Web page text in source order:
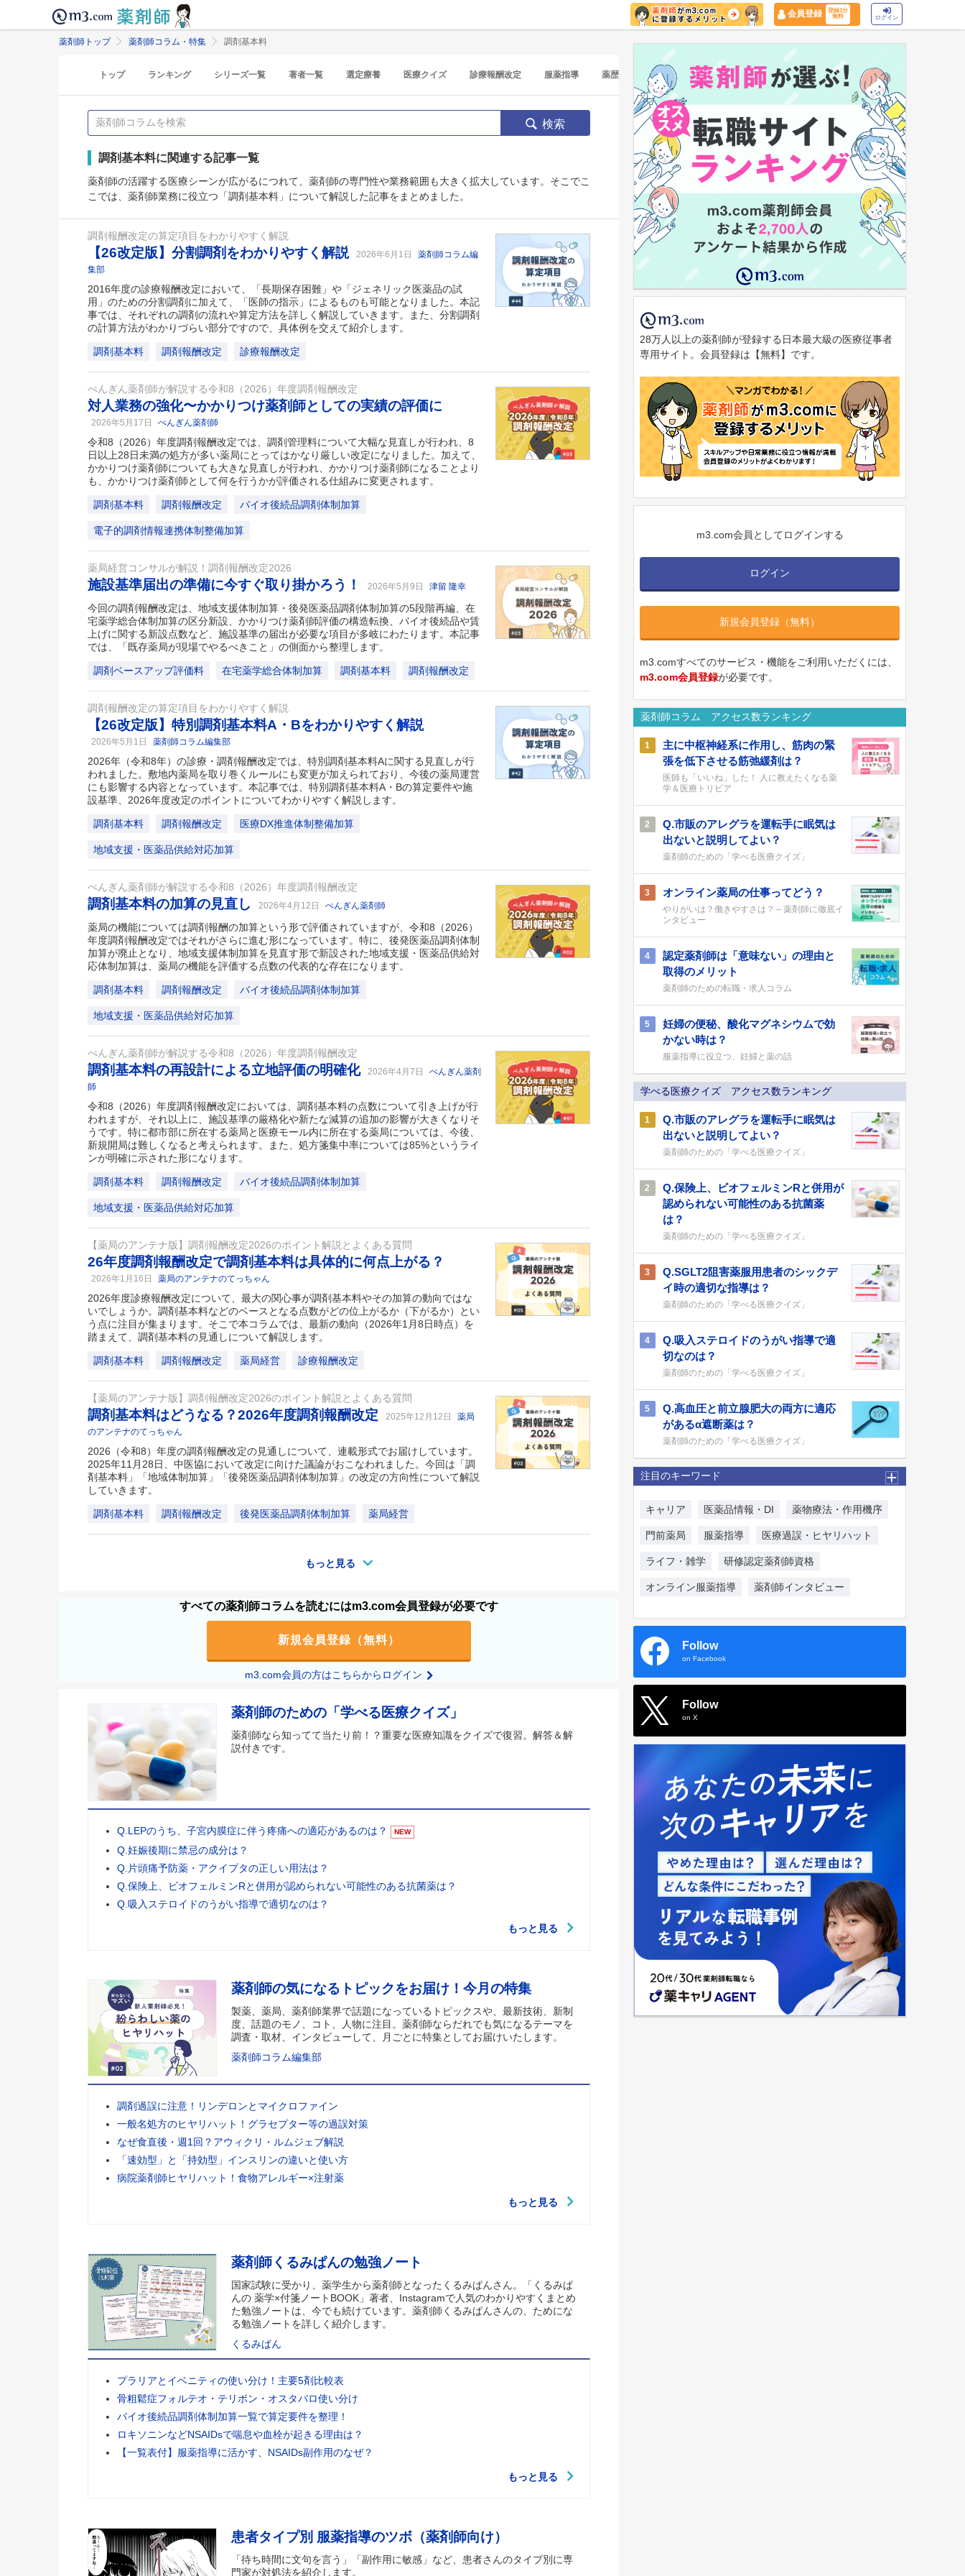
会員登録
登録1分
無料
ログイン
薬剤師トップ 薬剤師コラム・特集 調剤基本料
トップ ランキング シリーズ一覧 著者一覧 選定療養 医療クイズ 診療報酬改定 服薬指導 薬歴 マイナ保険証
検索
調剤基本料に関連する記事一覧
薬剤師の活躍する医療シーンが広がるにつれて、薬剤師の専門性や業務範囲も大きく拡大しています。そこでこ
こでは、薬剤師業務に役立つ「調剤基本料」について解説した記事をまとめました。
調剤報酬改定の算定項目をわかりやすく解説
【26改定版】分割調剤をわかりやすく解説 2026年6月1日
薬剤師コラム編
集部
2016年度の診療報酬改定において、「長期保存困難」や「ジェネリック医薬品の試
用」のための分割調剤に加えて、「医師の指示」によるものも可能となりました。本記
事では、それぞれの調剤の流れや算定方法を詳しく解説していきます。また、分割調剤
の計算方法がわかりづらい部分ですので、具体例を交えて紹介します。
調剤基本料 調剤報酬改定 診療報酬改定
ぺんぎん薬剤師が解説する令和8（2026）年度調剤報酬改定
対人業務の強化〜かかりつけ薬剤師としての実績の評価に
2026年5月17日 ぺんぎん薬剤師
令和8（2026）年度調剤報酬改定では、調剤管理料について大幅な見直しが行われ、8
日以上28日未満の処方が多い薬局にとってはかなり厳しい改定になりました。加えて、
かかりつけ薬剤師についても大きな見直しが行われ、かかりつけ薬剤師になることより
も、かかりつけ薬剤師として何を行うかが評価される仕組みに変更されます。
調剤基本料 調剤報酬改定 バイオ後続品調剤体制加算
電子的調剤情報連携体制整備加算
薬局経営コンサルが解説！調剤報酬改定2026
施設基準届出の準備に今すぐ取り掛かろう！ 2026年5月9日 津留 隆幸
今回の調剤報酬改定は、地域支援体制加算・後発医薬品調剤体制加算の5段階再編、在
宅薬学総合体制加算の区分新設、かかりつけ薬剤師評価の構造転換、バイオ後続品や賃
上げに関する新設点数など、施設基準の届出が必要な項目が多岐にわたります。本記事
では、「既存薬局が現場でやるべきこと」の側面から整理します。
調剤ベースアップ評価料 在宅薬学総合体制加算 調剤基本料 調剤報酬改定
調剤報酬改定の算定項目をわかりやすく解説
【26改定版】特別調剤基本料A・Bをわかりやすく解説
2026年5月1日 薬剤師コラム編集部
2026年（令和8年）の診療・調剤報酬改定では、特別調剤基本料Aに関する見直しが行
われました。敷地内薬局を取り巻くルールにも変更が加えられており、今後の薬局運営
にも影響する内容となっています。本記事では、特別調剤基本料A・Bの算定要件や施
設基準、2026年度改定のポイントについてわかりやすく解説します。
調剤基本料 調剤報酬改定 医療DX推進体制整備加算
地域支援・医薬品供給対応加算
ぺんぎん薬剤師が解説する令和8（2026）年度調剤報酬改定
調剤基本料の加算の見直し 2026年4月12日 ぺんぎん薬剤師
薬局の機能については調剤報酬の加算という形で評価されていますが、令和8（2026）
年度調剤報酬改定ではそれがさらに進む形になっています。特に、後発医薬品調剤体制
加算が廃止となり、地域支援体制加算を見直す形で新設された地域支援・医薬品供給対
応体制加算は、薬局の機能を評価する点数の代表的な存在になります。
調剤基本料 調剤報酬改定 バイオ後続品調剤体制加算
地域支援・医薬品供給対応加算
ぺんぎん薬剤師が解説する令和8（2026）年度調剤報酬改定
調剤基本料の再設計による立地評価の明確化 2026年4月7日
ぺんぎん薬剤
師
令和8（2026）年度調剤報酬改定においては、調剤基本料の点数について引き上げが行
われますが、それ以上に、施設基準の厳格化や新たな減算の追加の影響が大きくなりそ
うです。特に都市部に所在する薬局と医療モール内に所在する薬局については、今後、
新規開局は難しくなると考えられます。また、処方箋集中率については85%というライ
ンが明確に示された形になります。
調剤基本料 調剤報酬改定 バイオ後続品調剤体制加算
地域支援・医薬品供給対応加算
【薬局のアンテナ版】調剤報酬改定2026のポイント解説とよくある質問
26年度調剤報酬改定で調剤基本料は具体的に何点上がる？
2026年1月16日 薬局のアンテナのてっちゃん
2026年度診療報酬改定について、最大の関心事が調剤基本料やその加算の動向ではな
いでしょうか。調剤基本料などのベースとなる点数がどの位上がるか（下がるか）とい
う点に注目が集まります。そこで本コラムでは、最新の動向（2026年1月8日時点）を
踏まえて、調剤基本料の見通しについて解説します。
調剤基本料 調剤報酬改定 薬局経営 診療報酬改定
【薬局のアンテナ版】調剤報酬改定2026のポイント解説とよくある質問
調剤基本料はどうなる？2026年度調剤報酬改定 2025年12月12日
薬局
のアンテナのてっちゃん
2026（令和8）年度の調剤報酬改定の見通しについて、連載形式でお届けしています。
2025年11月28日、中医協において改定に向けた議論がおこなわれました。今回は「調
剤基本料」「地域体制加算」「後発医薬品調剤体制加算」の改定の方向性について解説
していきます。
調剤基本料 調剤報酬改定 後発医薬品調剤体制加算 薬局経営
もっと見る
すべての薬剤師コラムを読むにはm3.com会員登録が必要です
新規会員登録（無料）
m3.com会員の方はこちらからログイン
薬剤師のための「学べる医療クイズ」
薬剤師なら知ってて当たり前！？重要な医療知識をクイズで復習。解答＆解
説付きです。
Q.LEPのうち、子宮内膜症に伴う疼痛への適応があるのは？ NEW
Q.妊娠後期に禁忌の成分は？
Q.片頭痛予防薬・アクイプタの正しい用法は？
Q.保険上、ビオフェルミンRと併用が認められない可能性のある抗菌薬は？
Q.吸入ステロイドのうがい指導で適切なのは？
もっと見る
薬剤師の気になるトピックをお届け！今月の特集
製薬、薬局、薬剤師業界で話題になっているトピックスや、最新技術、新制
度、話題のモノ、コト、人物に注目。薬剤師ならだれでも気になるテーマを
調査・取材、インタビューして、月ごとに特集としてお届けいたします。
薬剤師コラム編集部
調剤過誤に注意！リンデロンとマイクロファイン
一般名処方のヒヤリハット！グラセプター等の過誤対策
なぜ食直後・週1回？アウィクリ・ルムジェブ解説
「速効型」と「持効型」インスリンの違いと使い方
病院薬剤師ヒヤリハット！食物アレルギー×注射薬
もっと見る
薬剤師くるみぱんの勉強ノート
国家試験に受かり、薬学生から薬剤師となったくるみぱんさん。「くるみぱ
んの 薬学×付箋ノートBOOK」著者、Instagramで人気のわかりやすくまとめ
た勉強ノートは、今でも続けています。薬剤師くるみぱんさんの、ためにな
る勉強ノートを詳しく紹介します。
くるみぱん
プラリアとイベニティの使い分け！主要5剤比較表
骨粗鬆症フォルテオ・テリボン・オスタバロ使い分け
バイオ後続品調剤体制加算一覧で算定要件を整理！
ロキソニンなどNSAIDsで喘息や血栓が起きる理由は？
【一覧表付】服薬指導に活かす、NSAIDs副作用のなぜ？
もっと見る
患者タイプ別 服薬指導のツボ（薬剤師向け）
「待ち時間に文句を言う」「副作用に敏感」など、患者さんのタイプ別に専
門家が対処法を紹介します。
28万人以上の薬剤師が登録する日本最大級の医療従事者
専用サイト。会員登録は【無料】です。
m3.com会員としてログインする
ログイン
新規会員登録（無料）
m3.comすべてのサービス・機能をご利用いただくには、
m3.com会員登録が必要です。
薬剤師コラム アクセス数ランキング
1
主に中枢神経系に作用し、筋肉の緊
張を低下させる筋弛緩剤は？
医師も「いいね」した！ 人に教えたくなる薬
学＆医療トリビア
2
Q.市販のアレグラを運転手に眠気は
出ないと説明してよい？
薬剤師のための「学べる医療クイズ」
3 オンライン薬局の仕事ってどう？
やりがいは？働きやすさは？～薬剤師に徹底イ
ンタビュー
4
認定薬剤師は「意味ない」の理由と
取得のメリット
薬剤師のための転職・求人コラム
5
妊婦の便秘、酸化マグネシウムで効
かない時は？
服薬指導に役立つ、妊婦と薬の話
学べる医療クイズ アクセス数ランキング
1
Q.市販のアレグラを運転手に眠気は
出ないと説明してよい？
薬剤師のための「学べる医療クイズ」
2
Q.保険上、ビオフェルミンRと併用が
認められない可能性のある抗菌薬
は？
薬剤師のための「学べる医療クイズ」
3
Q.SGLT2阻害薬服用患者のシックデ
イ時の適切な指導は？
薬剤師のための「学べる医療クイズ」
4
Q.吸入ステロイドのうがい指導で適
切なのは？
薬剤師のための「学べる医療クイズ」
5
Q.高血圧と前立腺肥大の両方に適応
があるα遮断薬は？
薬剤師のための「学べる医療クイズ」
注目のキーワード
キャリア 医薬品情報・DI 薬物療法・作用機序
門前薬局 服薬指導 医療過誤・ヒヤリハット
ライフ・雑学 研修認定薬剤師資格
オンライン服薬指導 薬剤師インタビュー
Follow
on Facebook
Follow
on X